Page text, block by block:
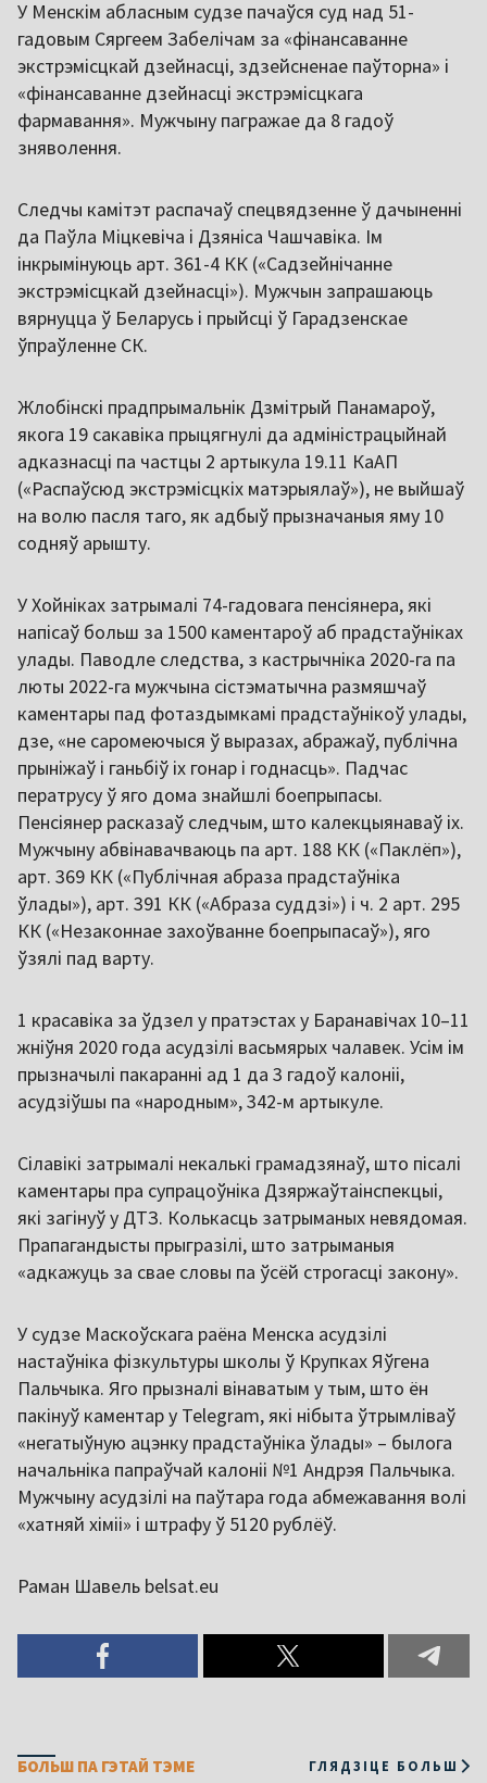
У Менскім абласным судзе пачаўся суд над 51-
гадовым Сяргеем Забелічам за «фінансаванне
экстрэмісцкай дзейнасці, здзейсненае паўторна» і
«фінансаванне дзейнасці экстрэмісцкага
фармавання». Мужчыну пагражае да 8 гадоў
зняволення.
Следчы камітэт распачаў спецвядзенне ў дачыненні
да Паўла Міцкевіча і Дзяніса Чашчавіка. Ім
інкрымінуюць арт. 361-4 КК («Садзейнічанне
экстрэмісцкай дзейнасці»). Мужчын запрашаюць
вярнуцца ў Беларусь і прыйсці ў Гарадзенскае
ўпраўленне СК.
Жлобінскі прадпрымальнік Дзмітрый Панамароў,
якога 19 сакавіка прыцягнулі да адміністрацыйнай
адказнасці па частцы 2 артыкула 19.11 КаАП
(«Распаўсюд экстрэмісцкіх матэрыялаў»), не выйшаў
на волю пасля таго, як адбыў прызначаныя яму 10
содняў арышту.
У Хойніках затрымалі 74-гадовага пенсіянера, які
напісаў больш за 1500 каментароў аб прадстаўніках
улады. Паводле следства, з кастрычніка 2020-га па
люты 2022-га мужчына сістэматычна размяшчаў
каментары пад фотаздымкамі прадстаўнікоў улады,
дзе, «не саромеючыся ў выразах, абражаў, публічна
прыніжаў і ганьбіў іх гонар і годнасць». Падчас
ператрусу ў яго дома знайшлі боепрыпасы.
Пенсіянер расказаў следчым, што калекцыянаваў іх.
Мужчыну абвінавачваюць па арт. 188 КК («Паклёп»),
арт. 369 КК («Публічная абраза прадстаўніка
ўлады»), арт. 391 КК («Абраза суддзі») і ч. 2 арт. 295
КК («Незаконнае захоўванне боепрыпасаў»), яго
ўзялі пад варту.
1 красавіка за ўдзел у пратэстах у Баранавічах 10–11
жніўня 2020 года асудзілі васьмярых чалавек. Усім ім
прызначылі пакаранні ад 1 да 3 гадоў калоніі,
асудзіўшы па «народным», 342-м артыкуле.
Сілавікі затрымалі некалькі грамадзянаў, што пісалі
каментары пра супрацоўніка Дзяржаўтаінспекцыі,
які загінуў у ДТЗ. Колькасць затрыманых невядомая.
Прапагандысты прыгразілі, што затрыманыя
«адкажуць за свае словы па ўсёй строгасці закону».
У судзе Маскоўскага раёна Менска асудзілі
настаўніка фізкультуры школы ў Крупках Яўгена
Пальчыка. Яго прызналі вінаватым у тым, што ён
пакінуў каментар у Telegram, які нібыта ўтрымліваў
«негатыўную ацэнку прадстаўніка ўлады» – былога
начальніка папраўчай калоніі №1 Андрэя Пальчыка.
Мужчыну асудзілі на паўтара года абмежавання волі
«хатняй хіміі» і штрафу ў 5120 рублёў.
Раман Шавель belsat.eu
БОЛЬШ ПА ГЭТАЙ ТЭМЕ ГЛЯДЗІЦЕ БОЛЬШ